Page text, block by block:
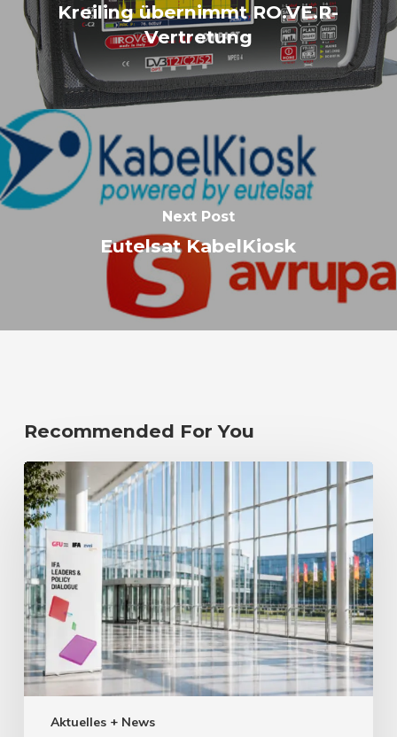
Kreiling übernimmt RO.VE.R-
Vertretung
Next Post
Eutelsat KabelKiosk
Recommended For You
Aktuelles + News